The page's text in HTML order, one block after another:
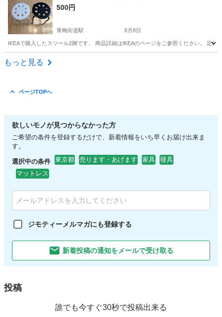
500円
青梅街道駅 8月8日
IKEAで購入したスツール2脚です。 商品詳細はIKEAのページをご参照ください。 定
東京 小平市
もっと見る
ページTOPへ
欲しいモノが見つからなかった方
ご希望の条件を登録するだけで、新着情報をいち早くお届け出来ま
す。
選択中の条件 東京都 売ります・あげます 家具
寝具
マットレス
ジモティーメルマガにも登録する
新着投稿の通知をメールで受け取る
投稿
誰でも今すぐ30秒で投稿出来る